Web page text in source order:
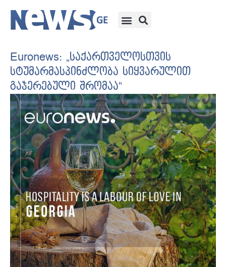
Euronews: „საქართველოსთვის
სტუმარმასპინძლობა სიყვარულით
გაჯერებული შრომაა“